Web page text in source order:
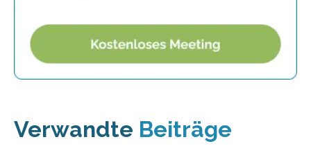
Verwandte Beiträge